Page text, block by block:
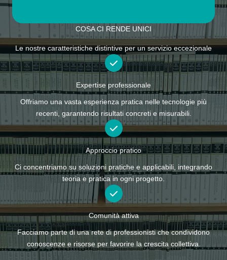
COSA CI RENDE UNICI
Le nostre caratteristiche distintive per un servizio eccezionale
Expertise professionale
Offriamo una vasta esperienza pratica nelle tecnologie più
recenti, garantendo risultati concreti e misurabili.
Approccio pratico
Ci concentriamo su soluzioni pratiche e applicabili, integrando
teoria e pratica in ogni progetto.
Comunità attiva
Facciamo parte di una rete di professionisti che condividono
conoscenze e risorse per favorire la crescita collettiva.